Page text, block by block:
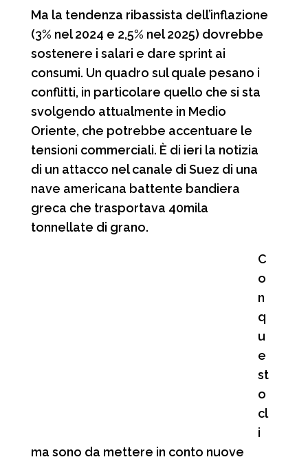
Ma la tendenza ribassista dell’inflazione
(3% nel 2024 e 2,5% nel 2025) dovrebbe
sostenere i salari e dare sprint ai
consumi. Un quadro sul quale pesano i
conflitti, in particolare quello che si sta
svolgendo attualmente in Medio
Oriente, che potrebbe accentuare le
tensioni commerciali. È di ieri la notizia
di un attacco nel canale di Suez di una
nave americana battente bandiera
greca che trasportava 40mila
tonnellate di grano.
C
o
n
q
u
e
st
o
cl
i
ma sono da mettere in conto nuove